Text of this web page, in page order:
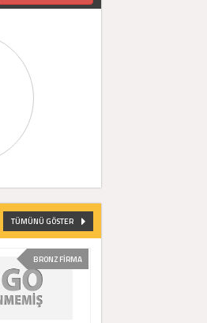
TÜMÜNÜ GÖSTER
BRONZ FİRMA